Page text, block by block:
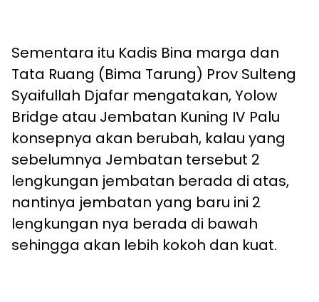
Sementara itu Kadis Bina marga dan
Tata Ruang (Bima Tarung) Prov Sulteng
Syaifullah Djafar mengatakan, Yolow
Bridge atau Jembatan Kuning IV Palu
konsepnya akan berubah, kalau yang
sebelumnya Jembatan tersebut 2
lengkungan jembatan berada di atas,
nantinya jembatan yang baru ini 2
lengkungan nya berada di bawah
sehingga akan lebih kokoh dan kuat.